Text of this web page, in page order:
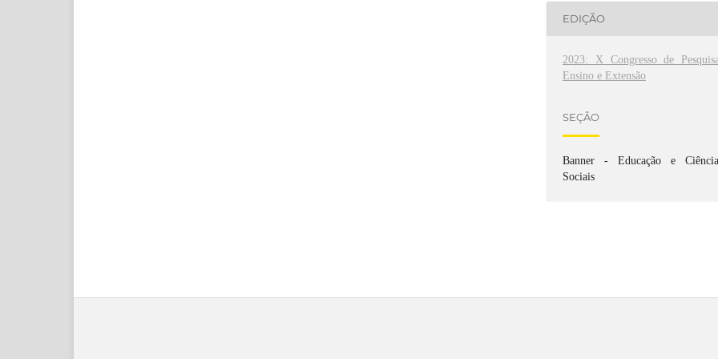
EDIÇÃO
2023: X Congresso de
Ensino e Extensão
SEÇÃO
Banner - Educação e
Sociais